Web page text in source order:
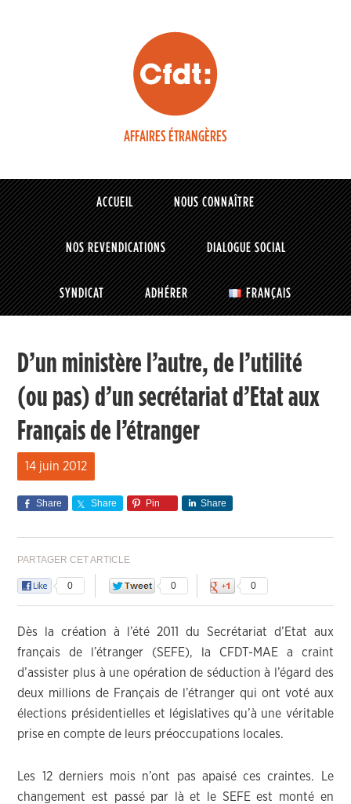
AFFAIRES ÉTRANGÈRES
ACCUEIL NOUS CONNAÎTRE
NOS REVENDICATIONS DIALOGUE SOCIAL
SYNDICAT ADHÉRER FRANÇAIS
D’un ministère l’autre, de l’utilité
(ou pas) d’un secrétariat d’Etat aux
Français de l’étranger
14 juin 2012
Share Share Pin Share
PARTAGER CET ARTICLE
0 0 0
Dès la création à l’été 2011 du Secrétariat d’Etat aux
français de l’étranger (SEFE), la CFDT-MAE a craint
d’assister plus à une opération de séduction à l’égard des
deux millions de Français de l’étranger qui ont voté aux
élections présidentielles et législatives qu’à une véritable
prise en compte de leurs préoccupations locales.
Les 12 derniers mois n’ont pas apaisé ces craintes. Le
changement est passé par là et le SEFE est monté en